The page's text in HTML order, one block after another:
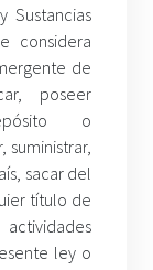
Sustancias
considera
de
poseer
o
sacar del
título de
ley o